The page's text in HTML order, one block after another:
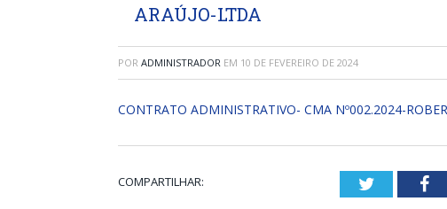
ARAÚJO-LTDA
POR ADMINISTRADOR EM 10 DE FEVEREIRO DE 2024
CONTRATO ADMINISTRATIVO- CMA Nº002.2024-
COMPARTILHAR: Twitter